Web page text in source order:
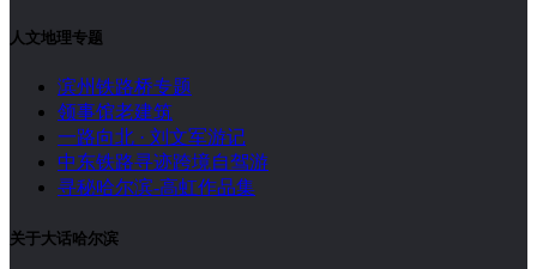
人文地理专题
滨州铁路桥专题
领事馆老建筑
一路向北 · 刘文军游记
中东铁路寻迹跨境自驾游
寻秘哈尔滨-高虹作品集
关于大话哈尔滨